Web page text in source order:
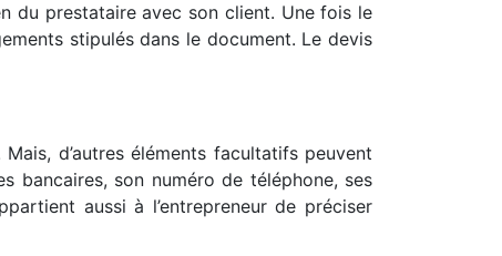
du prestataire avec son client. Une fois le
stipulés dans le document. Le devis
d’autres éléments facultatifs peuvent
bancaires, son numéro de téléphone, ses
aussi à l’entrepreneur de préciser